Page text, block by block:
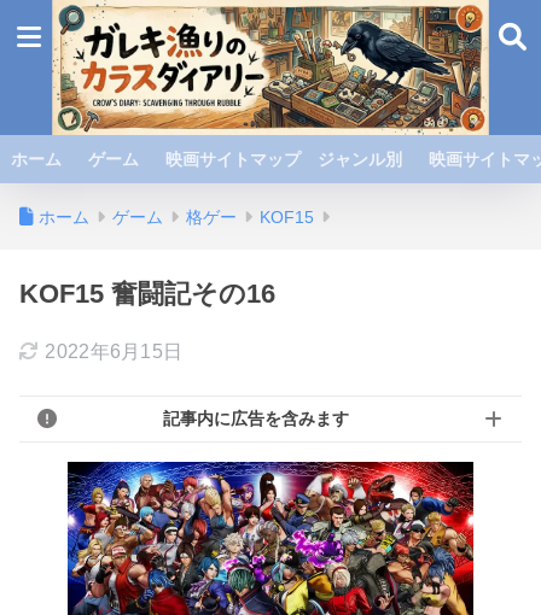
ホーム ゲーム 映画サイトマップ ジャンル別 映画サイト
ホーム ゲーム 格ゲー KOF15
KOF15 奮闘記その16
2022年6月15日
記事内に広告を含みます